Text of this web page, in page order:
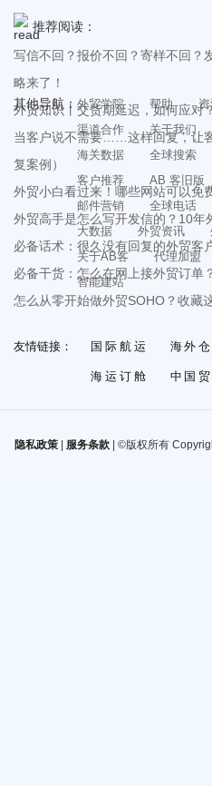
推荐阅读：
写信不回？报价不回？寄样不回？
略来了！
外贸知识丨交货期延迟，如何应对
当客户说不需要……这样回复，让
复案例）
外贸小白看过来！哪些网站可以免
外贸高手是怎么写开发信的？10年
必备话术：很久没有回复的外贸客
必备干货：怎么在网上接外贸订单
怎么从零开始做外贸SOHO？收藏
其他导航： 外贸学院 帮助
渠道合作
关于我们
海关数据
全球搜索
客户推荐
AB 客旧版
邮件营销
全球电话
大数据
外贸资讯
关于AB客
代理加盟
智能建站
友情链接： 国际航运 海外仓
海运订舱 中国
隐私政策| 服务条款| ©版权所有